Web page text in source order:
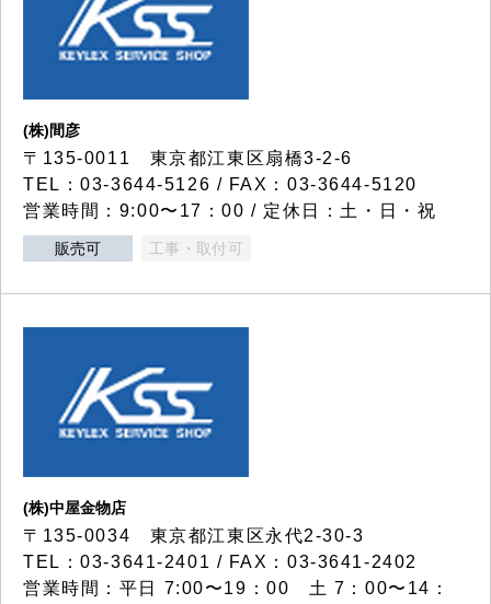
(株)間彦
〒135-0011 東京都江東区扇橋3-2-6
TEL：03-3644-5126 / FAX：03-3644-5120
営業時間：9:00〜17：00 / 定休日：土・日・祝
販売可 工事・取付可
(株)中屋金物店
〒135-0034 東京都江東区永代2-30-3
TEL：03-3641-2401 / FAX：03-3641-2402
営業時間：平日 7:00〜19：00 土 7：00〜14：